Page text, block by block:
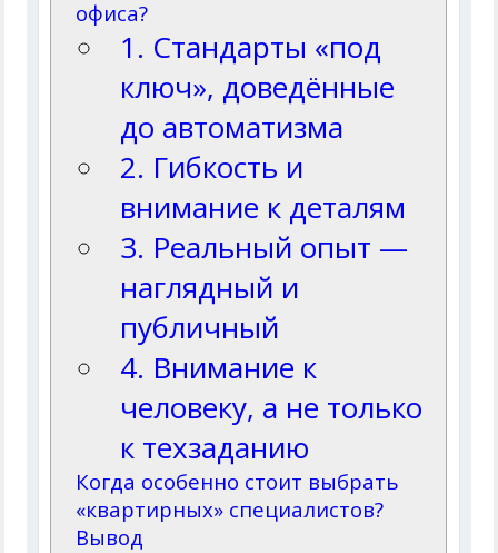
офиса?
1. Стандарты «под
ключ», доведённые
до автоматизма
2. Гибкость и
внимание к деталям
3. Реальный опыт —
наглядный и
публичный
4. Внимание к
человеку, а не только
к техзаданию
Когда особенно стоит выбрать
«квартирных» специалистов?
Вывод